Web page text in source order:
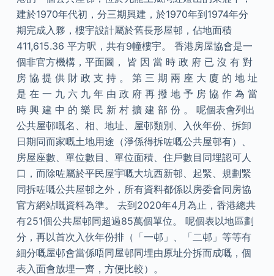
建於1970年代初，分三期興建，於1970年到1974年分
期完成入夥，樓宇設計屬於舊長形屋邨，佔地面積
411,615.36 平方呎，共有9幢樓宇。 香港房屋協會是一
個非官方機構，平面圖， 皆 因 當 時 政 府 已 沒 有 對
房 協 提 供 財 政 支 持 。 第 三 期 兩 座 大 廈 的 地 址
是 在 一 九 六 九 年 由 政 府 再 撥 地 予 房 協 作 為 當
時 興 建 中 的 樂 民 新 村 擴 建 部 份 。 呢個表會列出
公共屋邨嘅名、相、地址、屋邨類別、入伙年份、拆卸
日期同而家嘅土地用途（淨係得拆咗嘅公共屋邨有）、
房屋座數、單位數目、單位面積、住戶數目同埋認可人
口，而除咗屬於平民屋宇嘅大坑西新邨、起緊、規劃緊
同拆咗嘅公共屋邨之外，所有資料都係以房委會同房協
官方網站嘅資料為準。 去到2020年4月為止，香港總共
有251個公共屋邨同超過85萬個單位。 呢個表以地區劃
分，再以首次入伙年份排（「一邨」、「二邨」等等有
細分嘅屋邨會當係唔同屋邨同埋由原址分拆而成嘅，個
表入面會放埋一齊，方便比較）。